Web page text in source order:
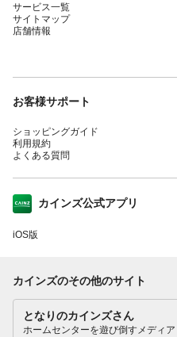
サービス一覧
サイトマップ
店舗情報
お客様サポート
ショッピングガイド
利用規約
よくある質問
カインズ公式アプリ
iOS版
カインズのその他のサイト
となりのカインズさん
ホームセンターを遊び倒すメディア